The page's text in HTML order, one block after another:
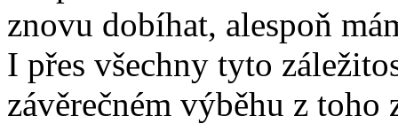
znovu dobíhat, alespoň
I přes všechny tyto
závěrečném výběhu z toho